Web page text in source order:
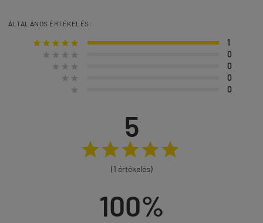
ÁLTALÁNOS ÉRTÉKELÉS:
     1
    0
   0
  0
 0
5

(1 értékelés)
100%